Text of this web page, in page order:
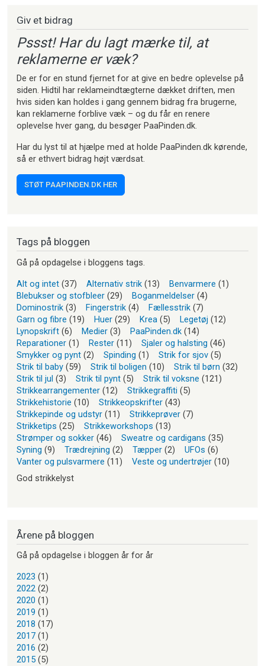
Giv et bidrag
Pssst! Har du lagt mærke til, at
reklamerne er væk?
De er for en stund fjernet for at give en bedre oplevelse på
siden. Hidtil har reklameindtægterne dækket driften, men
hvis siden kan holdes i gang gennem bidrag fra brugerne,
kan reklamerne forblive væk – og du får en renere
oplevelse hver gang, du besøger PaaPinden.dk.
Har du lyst til at hjælpe med at holde PaaPinden.dk kørende,
så er ethvert bidrag højt værdsat.
STØT PAAPINDEN.DK HER
Tags på bloggen
Gå på opdagelse i bloggens tags.
Alt og intet (37) Alternativ strik (13) Benvarmere (1)
Blebukser og stofbleer (29) Boganmeldelser (4)
Dominostrik (3) Fingerstrik (4) Fællesstrik (7)
Garn og fibre (19) Huer (29) Krea (5) Legetøj (12)
Lynopskrift (6) Medier (3) PaaPinden.dk (14)
Reparationer (1) Rester (11) Sjaler og halsting (46)
Smykker og pynt (2) Spinding (1) Strik for sjov (5)
Strik til baby (59) Strik til boligen (10) Strik til børn (32)
Strik til jul (3) Strik til pynt (5) Strik til voksne (121)
Strikkearrangementer (12) Strikkegraffiti (5)
Strikkehistorie (10) Strikkeopskrifter (43)
Strikkepinde og udstyr (11) Strikkeprøver (7)
Strikketips (25) Strikkeworkshops (13)
Strømper og sokker (46) Sweatre og cardigans (35)
Syning (9) Trædrejning (2) Tæpper (2) UFOs (6)
Vanter og pulsvarmere (11) Veste og undertrøjer (10)
God strikkelyst
Årene på bloggen
Gå på opdagelse i bloggen år for år
2023 (1)
2022 (2)
2020 (1)
2019 (1)
2018 (17)
2017 (1)
2016 (2)
2015 (5)